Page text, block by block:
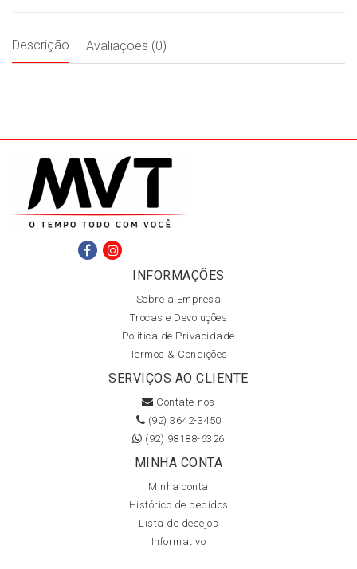
Descrição Avaliações (0)
INFORMAÇÕES
Sobre a Empresa
Trocas e Devoluções
Política de Privacidade
Termos & Condições
SERVIÇOS AO CLIENTE
Contate-nos
(92) 3642-3450
(92) 98188-6326
MINHA CONTA
Minha conta
Histórico de pedidos
Lista de desejos
Informativo